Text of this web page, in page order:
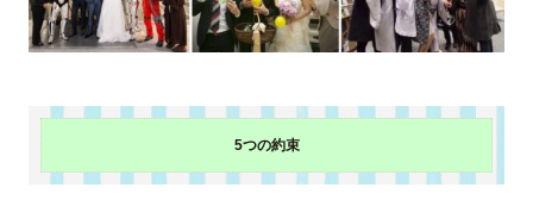
5つの約束